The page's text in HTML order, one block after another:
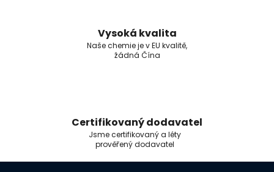
Vysoká kvalita
Naše chemie je v EU kvalitě,
žádná Čína
Certifikovaný dodavatel
Jsme certifikovaný a léty
prověřený dodavatel